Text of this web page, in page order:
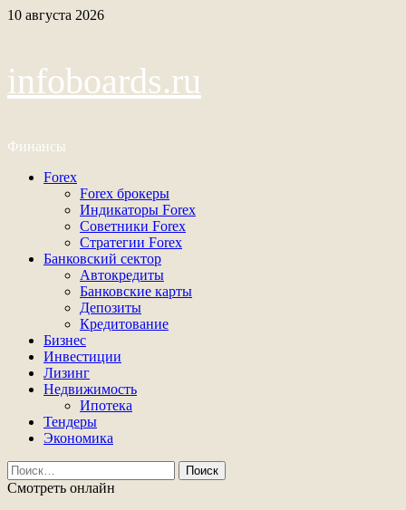
Перейти
10 августа 2026
infoboards.ru
Финансы
Основное
Forex
Forex брокеры
Индикаторы Forex
Советники Forex
Стратегии Forex
Банковский сектор
Автокредиты
Банковские карты
Депозиты
Кредитование
Бизнес
Инвестиции
Лизинг
Недвижимость
Ипотека
Тендеры
Экономика
Найти:
Смотреть онлайн